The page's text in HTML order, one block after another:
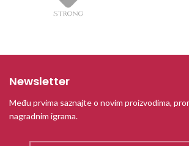
Newsletter
Među prvima saznajte o novim proizvodima,
nagradnim igrama.